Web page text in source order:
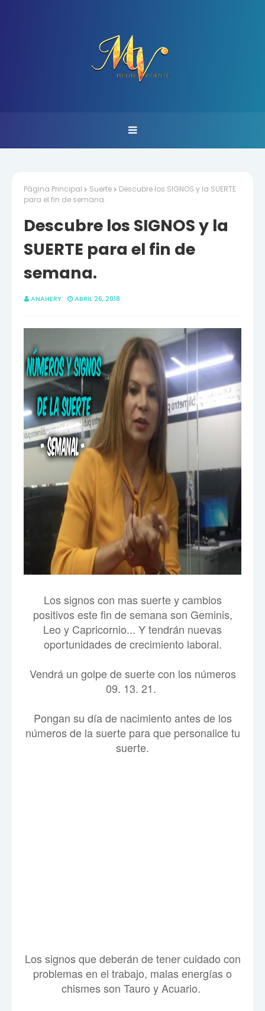
Página Principal Suerte
Descubre los SIGNOS y la SUERTE
para el fin de semana.
Descubre los SIGNOS y la
SUERTE para el fin de
semana.
ANAHERY ABRIL 26, 2018
Los signos con mas suerte y cambios
positivos este fin de semana son Geminis,
Leo y Capricornio... Y tendrán nuevas
oportunidades de crecimiento laboral.
Vendrá un golpe de suerte con los números
09. 13. 21.
Pongan su día de nacimiento antes de los
números de la suerte para que personalice tu
suerte.
Los signos que deberán de tener cuidado con
problemas en el trabajo, malas energías o
chismes son Tauro y Acuario.